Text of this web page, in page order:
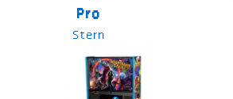
Pro
Stern